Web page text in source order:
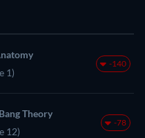
1)
-140
Theory
12)
-78